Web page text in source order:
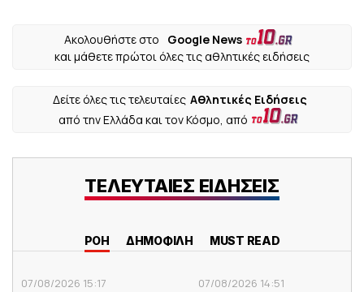
Ακολουθήστε στο
Google News
και μάθετε πρώτοι όλες τις αθλητικές ειδήσεις
Δείτε όλες τις τελευταίες Αθλητικές Ειδήσεις
από την Ελλάδα και τον Κόσμο, από
ΤΕΛΕΥΤΑΙΕΣ ΕΙΔΗΣΕΙΣ
ΡΟΗ ΔΗΜΟΦΙΛΗ MUST READ
07/08/2026 15:17 07/08/2026 14:51